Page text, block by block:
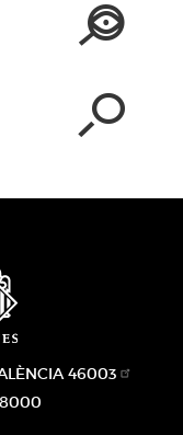
46003